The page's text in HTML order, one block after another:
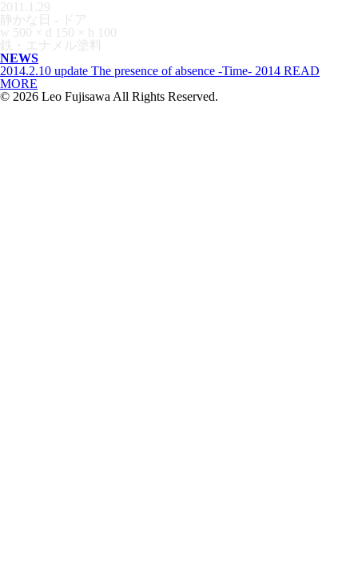
2011.1.29
静かな日 - ドア
w 500 × d 150 × h 100
鉄・エナメル塗料
NEWS
2014.2.10 update The presence of absence -Time- 2014 READ
MORE
© 2026 Leo Fujisawa All Rights Reserved.